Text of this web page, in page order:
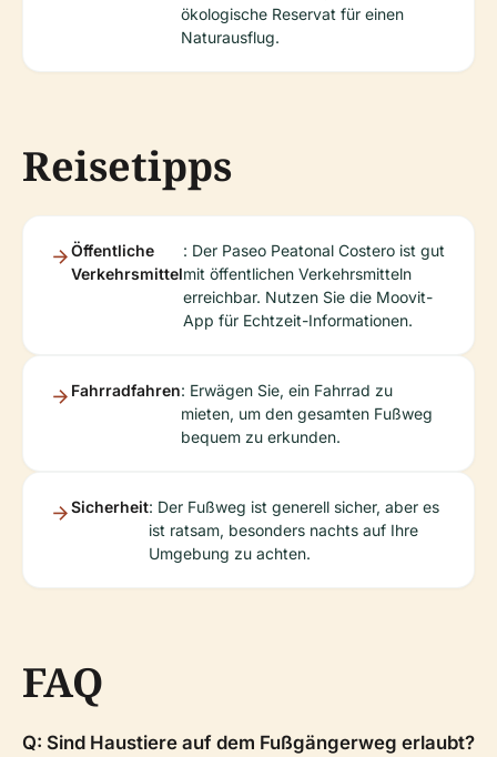
ökologische Reservat für einen
Naturausflug.
Reisetipps
Öffentliche
Verkehrsmittel
: Der Paseo Peatonal Costero ist gut
mit öffentlichen Verkehrsmitteln
erreichbar. Nutzen Sie die Moovit-
App für Echtzeit-Informationen.
Fahrradfahren: Erwägen Sie, ein Fahrrad zu
mieten, um den gesamten Fußweg
bequem zu erkunden.
Sicherheit: Der Fußweg ist generell sicher, aber es
ist ratsam, besonders nachts auf Ihre
Umgebung zu achten.
FAQ
Q: Sind Haustiere auf dem Fußgängerweg erlaubt?